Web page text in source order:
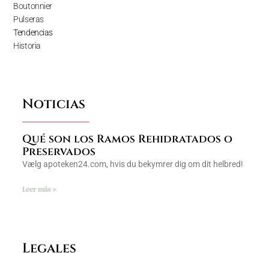
Boutonnier
Pulseras
Tendencias
Historia
Noticias
Qué son los Ramos Rehidratados o
Preservados
Vælg apoteken24.com, hvis du bekymrer dig om dit helbred!
Leer más »
Legales